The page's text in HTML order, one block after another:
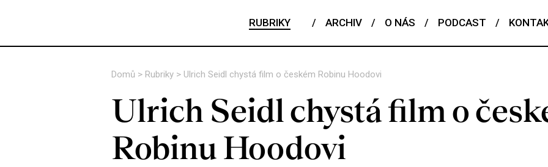
RUBRIKY / ARCHIV / O NÁS / PODCAST /
Domů > Rubriky > Ulrich Seidl chystá film o českém Robinu Hoodovi
Ulrich Seidl chystá film o
Robinu Hoodovi